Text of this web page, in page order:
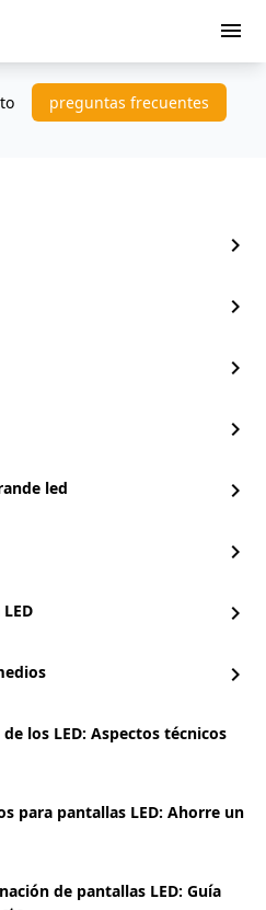
menu
preguntas frecuentes
chevron_right
chevron_right
chevron_right
chevron_right
led chevron_right
chevron_right
chevron_right
chevron_right
los LED: Aspectos técnicos
para pantallas LED: Ahorre un
de pantallas LED: Guía